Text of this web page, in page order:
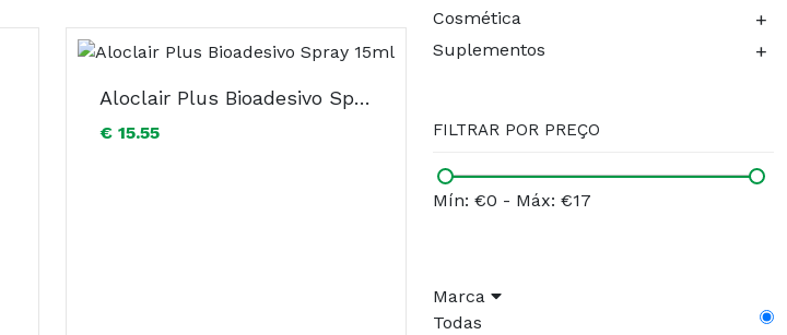
Aloclair Plus Bioadesivo Spray 15ml
€ 15.55
Cosmética +
Suplementos +
FILTRAR POR PREÇO
Mín: €0 - Máx: €17
Marca
Todas